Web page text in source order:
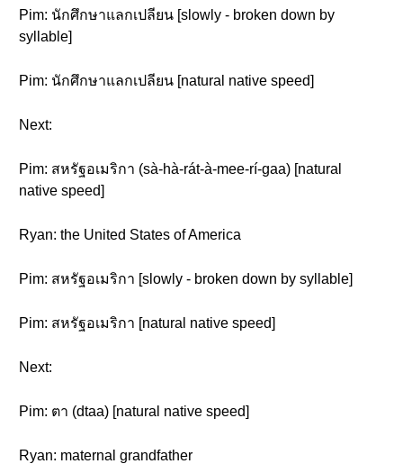
Pim: นักศึกษาแลกเปลียน [slowly - broken down by
syllable]
Pim: นักศึกษาแลกเปลียน [natural native speed]
Next:
Pim: สหรัฐอเมริกา (sà-hà-rát-à-mee-rí-gaa) [natural
native speed]
Ryan: the United States of America
Pim: สหรัฐอเมริกา [slowly - broken down by syllable]
Pim: สหรัฐอเมริกา [natural native speed]
Next:
Pim: ตา (dtaa) [natural native speed]
Ryan: maternal grandfather